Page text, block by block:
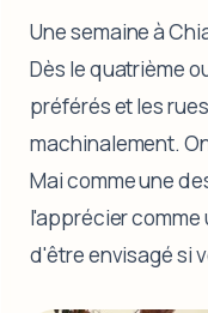
Une semaine à
Dès le quatrième
préférés et les
machinalement.
Mai comme une
l'apprécier comme
d'être envisagé si